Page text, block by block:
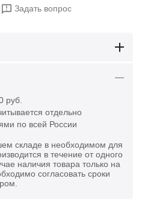
Задать вопрос
руб.
отдельно
по всей России
складе в необходимом для
в течение от одного
наличия товара только на
согласовать сроки